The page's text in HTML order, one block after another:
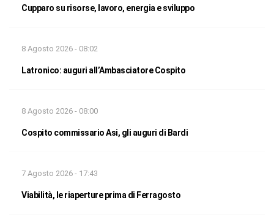
Cupparo su risorse, lavoro, energia e sviluppo
8 Agosto 2026 - 08:02
Latronico: auguri all’Ambasciatore Cospito
8 Agosto 2026 - 08:00
Cospito commissario Asi, gli auguri di Bardi
7 Agosto 2026 - 17:43
Viabilità, le riaperture prima di Ferragosto